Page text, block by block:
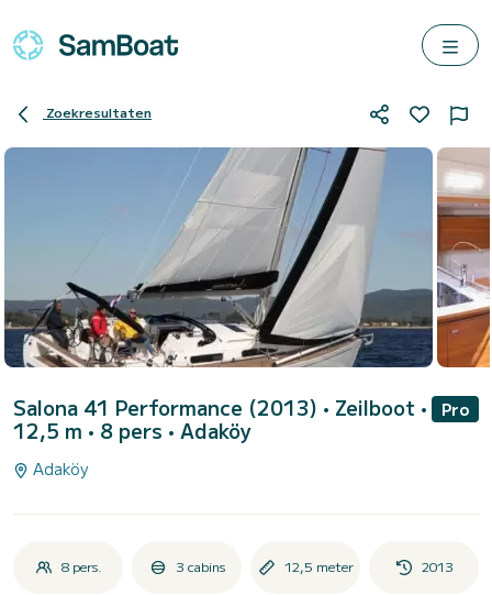
Zoekresultaten
Salona 41 Performance (2013) • Zeilboot •
12,5 m • 8 pers • Adaköy
Pro
Adaköy
8 pers. 3 cabins 12,5 meter 2013